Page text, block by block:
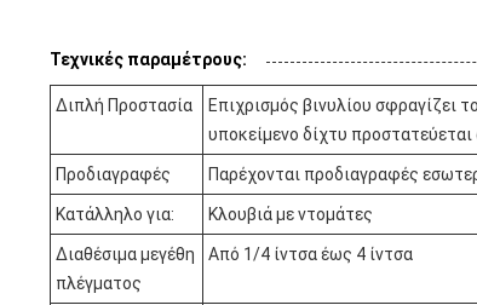
Τεχνικές παραμέτρους:
Διπλή Προστασία
Επιχρισμός βινυλίου σφραγίζει
υποκείμενο δίχτυ
Προδιαγραφές Παρέχονται προδιαγραφές
Κατάλληλο για: Κλουβιά με ντομάτες
Διαθέσιμα μεγέθη
πλέγματος
Από 1/4 ίντσα έως 4 ίντσα